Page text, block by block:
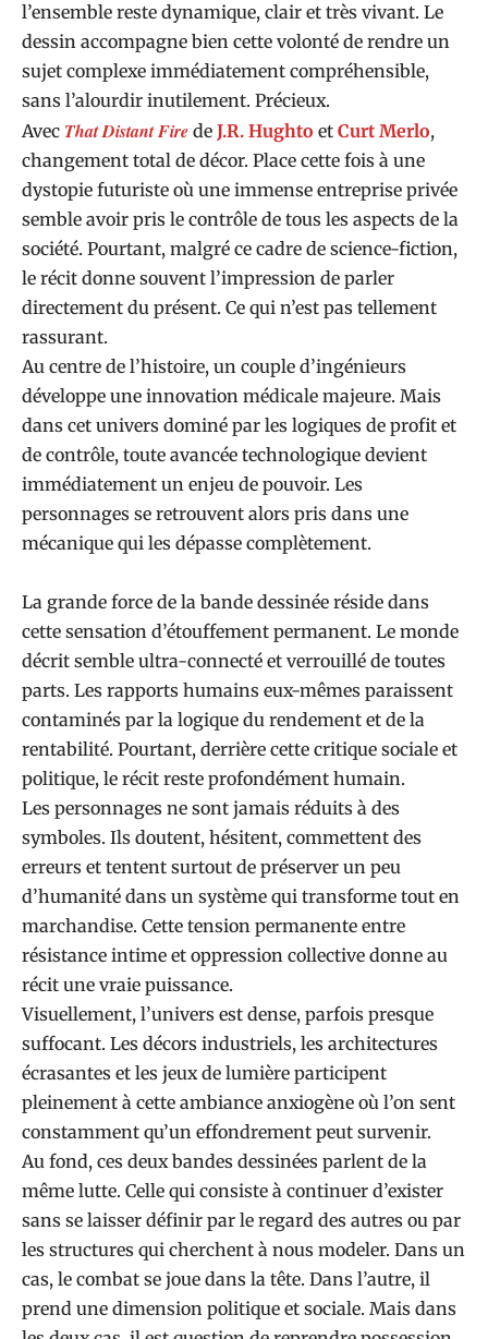
l’ensemble reste dynamique, clair et très vivant. Le
dessin accompagne bien cette volonté de rendre un
sujet complexe immédiatement compréhensible,
sans l’alourdir inutilement. Précieux.
Avec That Distant Fire de J.R. Hughto et Curt Merlo,
changement total de décor. Place cette fois à une
dystopie futuriste où une immense entreprise privée
semble avoir pris le contrôle de tous les aspects de la
société. Pourtant, malgré ce cadre de science-fiction,
le récit donne souvent l’impression de parler
directement du présent. Ce qui n’est pas tellement
rassurant.
Au centre de l’histoire, un couple d’ingénieurs
développe une innovation médicale majeure. Mais
dans cet univers dominé par les logiques de profit et
de contrôle, toute avancée technologique devient
immédiatement un enjeu de pouvoir. Les
personnages se retrouvent alors pris dans une
mécanique qui les dépasse complètement.
La grande force de la bande dessinée réside dans
cette sensation d’étouffement permanent. Le monde
décrit semble ultra-connecté et verrouillé de toutes
parts. Les rapports humains eux-mêmes paraissent
contaminés par la logique du rendement et de la
rentabilité. Pourtant, derrière cette critique sociale et
politique, le récit reste profondément humain.
Les personnages ne sont jamais réduits à des
symboles. Ils doutent, hésitent, commettent des
erreurs et tentent surtout de préserver un peu
d’humanité dans un système qui transforme tout en
marchandise. Cette tension permanente entre
résistance intime et oppression collective donne au
récit une vraie puissance.
Visuellement, l’univers est dense, parfois presque
suffocant. Les décors industriels, les architectures
écrasantes et les jeux de lumière participent
pleinement à cette ambiance anxiogène où l’on sent
constamment qu’un effondrement peut survenir.
Au fond, ces deux bandes dessinées parlent de la
même lutte. Celle qui consiste à continuer d’exister
sans se laisser définir par le regard des autres ou par
les structures qui cherchent à nous modeler. Dans un
cas, le combat se joue dans la tête. Dans l’autre, il
prend une dimension politique et sociale. Mais dans